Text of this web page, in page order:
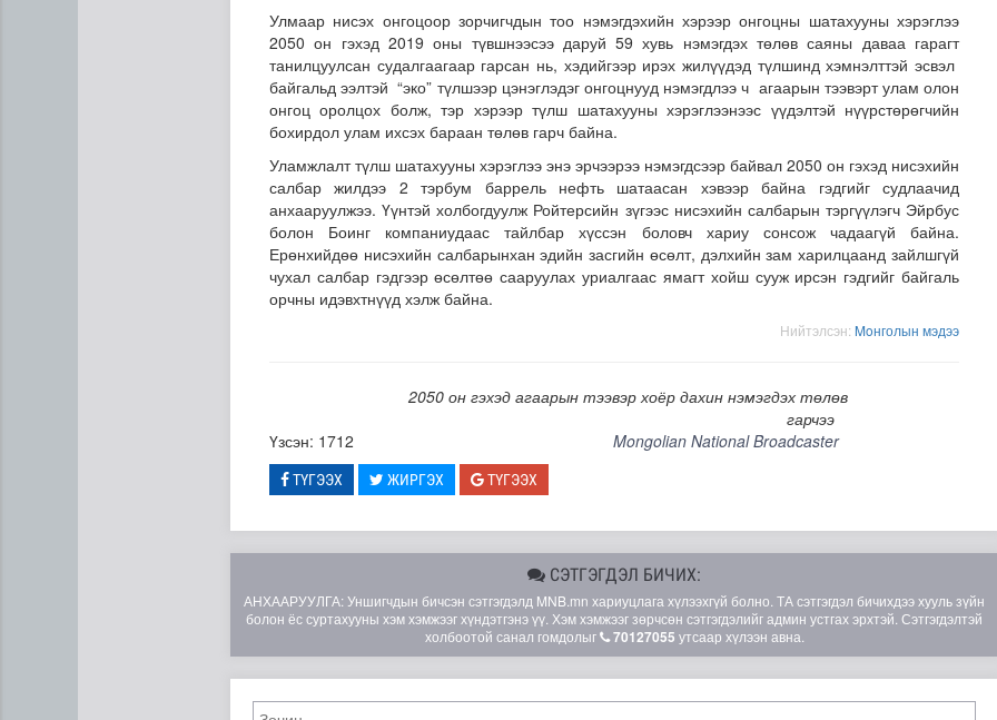
Энэ сарын 15-наас эхэлж тээврийн хэрэгслийн улсын дугаарын тэгш, сондгой ангил..
Улмаар нисэх онгоцоор зорчигчдын тоо нэмэгдэхийн хэрээр онгоцны шатахууны хэрэглээ
2050 он гэхэд 2019 оны түвшнээсээ даруй 59 хувь нэмэгдэх төлөв саяны даваа гарагт
танилцуулсан судалгаагаар гарсан нь, хэдийгээр ирэх жилүүдэд түлшинд хэмнэлттэй эсвэл
байгальд ээлтэй “эко” түлшээр цэнэглэдэг онгоцнууд нэмэгдлээ ч агаарын тээвэрт улам олон
онгоц оролцох болж, тэр хэрээр түлш шатахууны хэрэглээнээс үүдэлтэй нүүрстөрөгчийн
бохирдол улам ихсэх бараан төлөв гарч байна.
Уламжлалт түлш шатахууны хэрэглээ энэ эрчээрээ нэмэгдсээр байвал 2050 он гэхэд нисэхийн
салбар жилдээ 2 тэрбум баррель нефть шатаасан хэвээр байна гэдгийг судлаачид
анхааруулжээ. Үүнтэй холбогдуулж Ройтерсийн зүгээс нисэхийн салбарын тэргүүлэгч Эйрбус
болон Боинг компаниудаас тайлбар хүссэн боловч хариу сонсож чадаагүй байна.
Ерөнхийдөө нисэхийн салбарынхан эдийн засгийн өсөлт, дэлхийн зам харилцаанд зайлшгүй
чухал салбар гэдгээр өсөлтөө сааруулах уриалгаас ямагт хойш сууж ирсэн гэдгийг байгаль
орчны идэвхтнүүд хэлж байна.
Нийтэлсэн: Moнголын мэдээ
2050 он гэхэд агаарын тээвэр хоёр дахин нэмэгдэх төлөв
гарчээ
Үзсэн: 1712
Mongolian National Broadcaster
ТҮГЭЭХ ЖИРГЭХ ТҮГЭЭХ
СЭТГЭГДЭЛ БИЧИХ:
АНХААРУУЛГА: Уншигчдын бичсэн сэтгэгдэлд MNB.mn хариуцлага хүлээхгүй болно. ТА сэтгэгдэл бичихдээ хууль зүйн
болон ёс суртахууны хэм хэмжээг хүндэтгэнэ үү. Хэм хэмжээг зөрчсөн сэтгэгдэлийг админ устгах эрхтэй. Сэтгэгдэлтэй
холбоотой санал гомдолыг
70127055 утсаар хүлээн авна.